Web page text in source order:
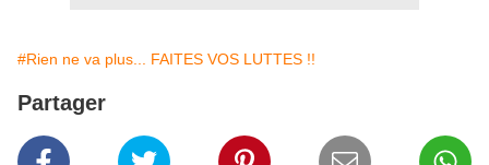
#Rien ne va plus... FAITES VOS LUTTES !!
Partager